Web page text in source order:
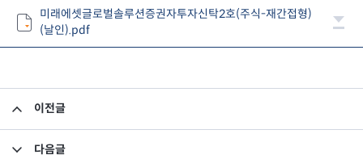
미래에셋글로벌솔루션증권자투자신탁2호(주식-재간접형)
(날인).pdf
이전글
다음글